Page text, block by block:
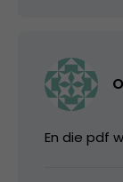
En die pdf